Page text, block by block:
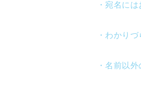
・宛名に
・わかり
・名前以